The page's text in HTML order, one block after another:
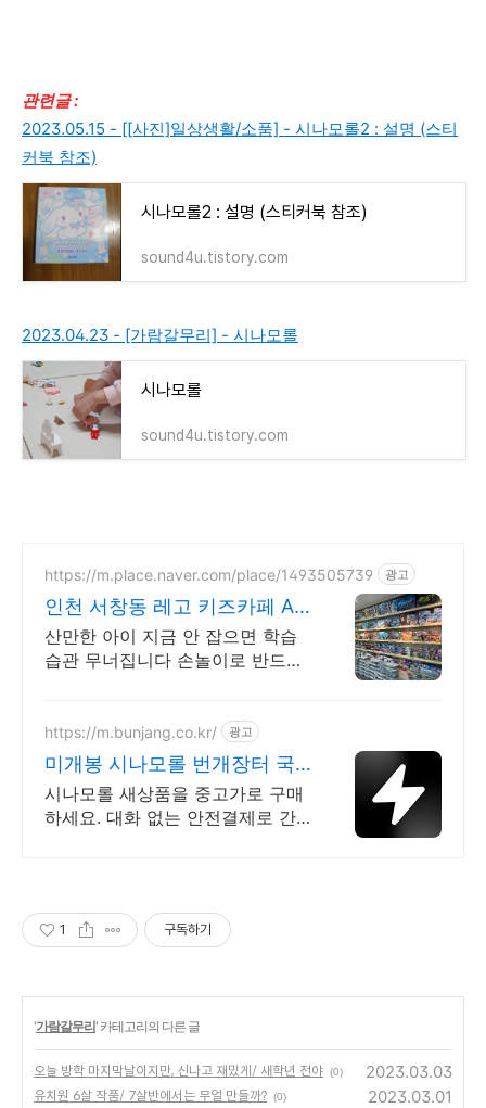
관련글 :
2023.05.15 - [[사진]일상생활/소품] - 시나모롤2 : 설명 (스티
커북 참조)
시나모롤2 : 설명 (스티커북 참조)
sound4u.tistory.com
2023.04.23 - [가람갈무리] - 시나모롤
시나모롤
sound4u.tistory.com
https://m.place.naver.com/place/1493505739 광고
인천 서창동 레고 키즈카페 AI
시대 집중력 창의력 필수
산만한 아이 지금 안 잡으면 학습
습관 무너집니다 손놀이로 반드시
무나 휴식을 취할 수 있어요
https://m.bunjang.co.kr/ 광고
미개봉 시나모롤 번개장터 국
내 최대 브랜드 중고거래
시나모롤 새상품을 중고가로 구매
하세요. 대화 없는 안전결제로 간
1 구독하기
'가람갈무리' 카테고리의 다른 글
오늘 방학 마지막날이지만, 신나고 재밌게/ 새학년 전야 (0) 2023.03.03
유치원 6살 작품/ 7살반에서는 무얼 만들까? (0) 2023.03.01